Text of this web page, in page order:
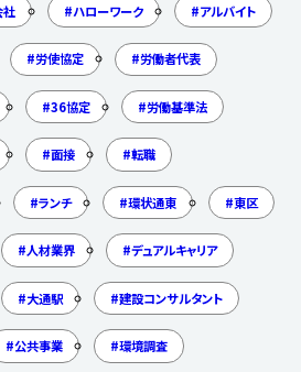
社 ハローワーク アルバイト
労使協定 労働者代表
36協定 労働基準法
面接 転職
ランチ 環状通東 東区
人材業界 デュアルキャリア
大通駅 建設コンサルタント
公共事業 環境調査